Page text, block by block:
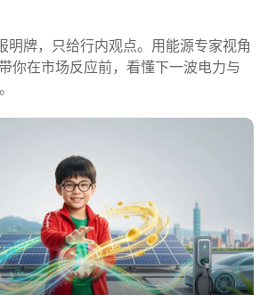
明牌，只给行内观点。用能源专家视角
你在市场反应前，看懂下一波电力与